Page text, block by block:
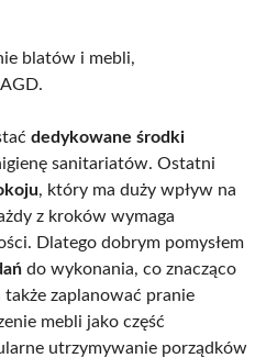
blatów i mebli,
dedykowane środki
sanitariatów. Ostatni
, który ma duży wpływ na
z kroków wymaga
Dlatego dobrym pomysłem
do wykonania, co znacząco
także zaplanować pranie
mebli jako część
utrzymywanie porządków